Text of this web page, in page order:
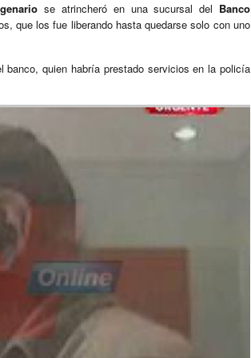
se atrincheró en una sucursal del Banco
que los fue liberando hasta quedarse solo con uno
banco, quien habría prestado servicios en la policía